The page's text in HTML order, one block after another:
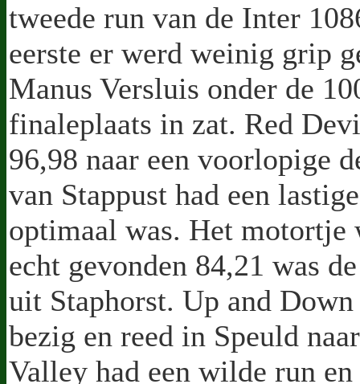
tweede run van de Inter
eerste er werd weinig grip
Manus Versluis onder de
finaleplaats in zat. Red
96,98 naar een voorlopige
van Stappust had een
optimaal was. Het
echt gevonden 84,21 was
uit Staphorst. Up and
bezig en reed in Speuld
Valley had een wilde run